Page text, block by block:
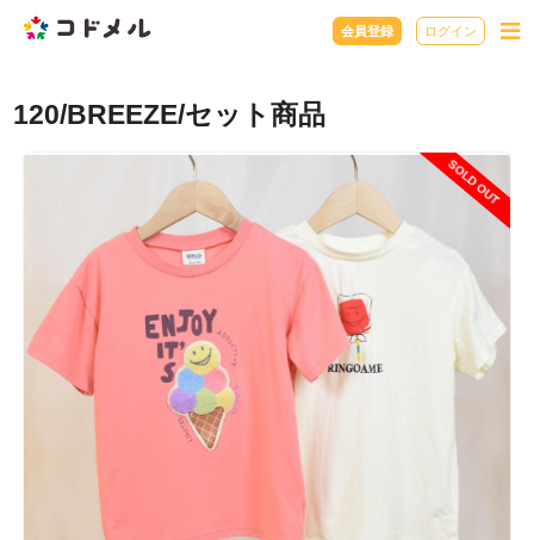
会員登録 ログイン
120/BREEZE/セット商品
SOLD OUT